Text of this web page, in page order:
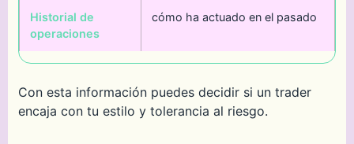
Historial de
operaciones
cómo ha actuado en el pasado
Con esta información puedes decidir si un trader
encaja con tu estilo y tolerancia al riesgo.